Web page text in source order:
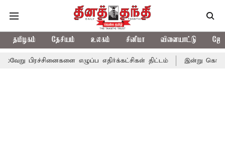
தமிழகம் தேசியம் உலகம் சினிமா விளையாட்டு
எழுப்ப எதிர்க்கட்சிகள் திட்டம் இன்று கொட்டப்போகும்